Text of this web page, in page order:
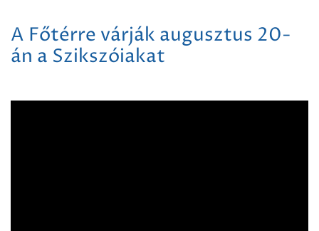
A Főtérre várják augusztus 20-
án a Szikszóiakat